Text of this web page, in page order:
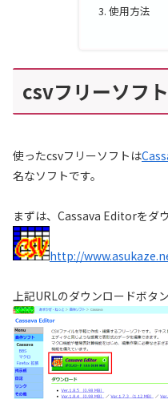
使用方法
csvフリーソフ
使ったcsvフリーソフトは
名なソフトです。
まずは、Cassava Editorをダ
http://
上記URLのダウンロードボタ